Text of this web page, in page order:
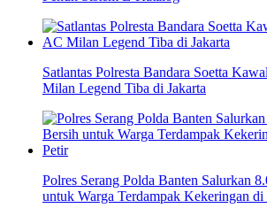
Satlantas Polresta Bandara Soetta
Milan Legend Tiba di Jakarta
Polres Serang Polda Banten Salurkan
untuk Warga Terdampak Kekeringan di